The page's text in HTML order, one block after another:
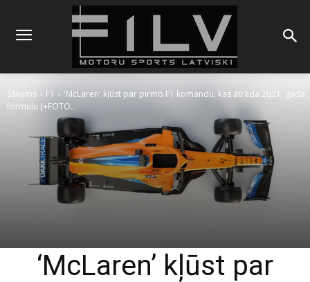
Sākums F1
'McLaren' kļūst par pirmo F1 komandu, kas atrāda 2021. gada
formulu (+FOTO...
‘McLaren’ kļūst par